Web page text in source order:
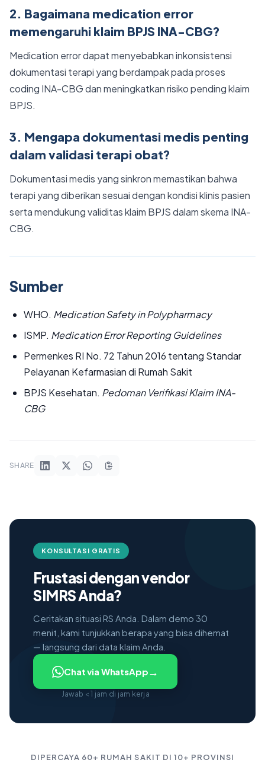
2. Bagaimana medication error
memengaruhi klaim BPJS INA-CBG?
Medication error dapat menyebabkan inkonsistensi
dokumentasi terapi yang berdampak pada proses
coding INA-CBG dan meningkatkan risiko pending klaim
BPJS.
3. Mengapa dokumentasi medis penting
dalam validasi terapi obat?
Dokumentasi medis yang sinkron memastikan bahwa
terapi yang diberikan sesuai dengan kondisi klinis pasien
serta mendukung validitas klaim BPJS dalam skema INA-
CBG.
Sumber
WHO. Medication Safety in Polypharmacy
ISMP. Medication Error Reporting Guidelines
Permenkes RI No. 72 Tahun 2016 tentang Standar
Pelayanan Kefarmasian di Rumah Sakit
BPJS Kesehatan. Pedoman Verifikasi Klaim INA-
CBG
SHARE
KONSULTASI GRATIS
Frustasi dengan vendor
SIMRS Anda?
Ceritakan situasi RS Anda. Dalam demo 30
menit, kami tunjukkan berapa yang bisa dihemat
— langsung dari data klaim Anda.
Chat via WhatsApp→
Jawab < 1 jam di jam kerja
DIPERCAYA 60+ RUMAH SAKIT DI 10+ PROVINSI